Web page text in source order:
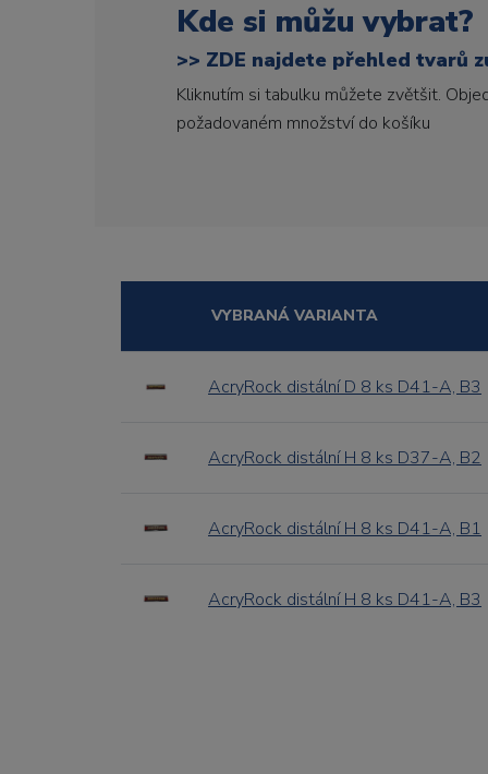
Kde si můžu vybrat?
>> ZDE najdete přehled tvarů
Kliknutím si tabulku můžete zvětšit.
požadovaném množství do košíku
VYBRANÁ VARIANTA
AcryRock distální D 8 ks D41-A, B3
AcryRock distální H 8 ks D37-A, B2
AcryRock distální H 8 ks D41-A, B1
AcryRock distální H 8 ks D41-A, B3